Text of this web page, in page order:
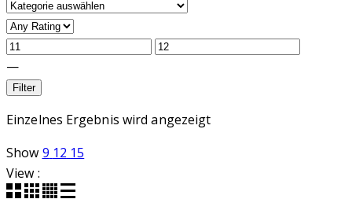
for:
—
Filter
Einzelnes Ergebnis wird angezeigt
Show 9 12 15
View :